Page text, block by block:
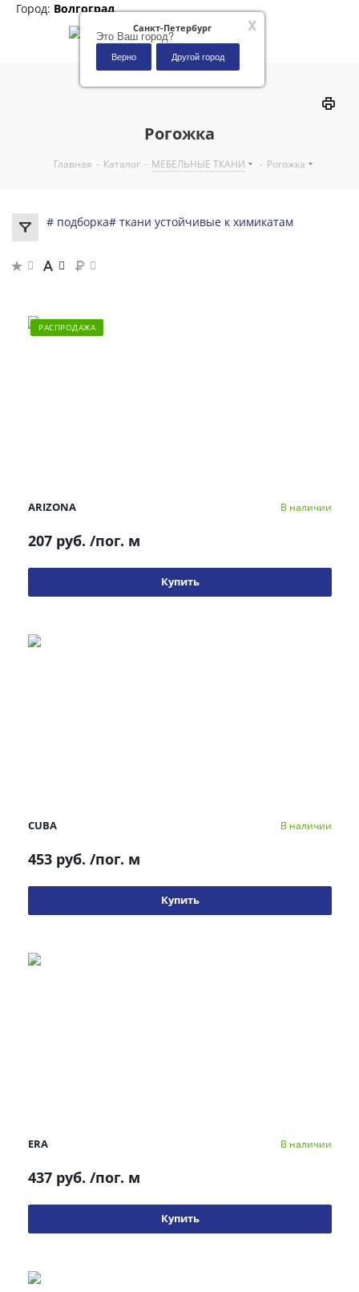
x
Санкт-Петербург
Это Ваш город?
Верно Другой город
Город: Волгоград
Рогожка
Главная - Каталог - МЕБЕЛЬНЫЕ ТКАНИ - Рогожка
# подборка# ткани устойчивые к химикатам
РАСПРОДАЖА
ARIZONA В наличии
207 руб. /пог. м
Купить
CUBA В наличии
453 руб. /пог. м
Купить
ERA В наличии
437 руб. /пог. м
Купить